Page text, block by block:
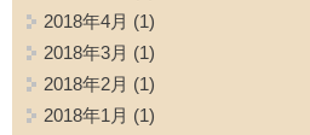
2018年4月 (1)
2018年3月 (1)
2018年2月 (1)
2018年1月 (1)